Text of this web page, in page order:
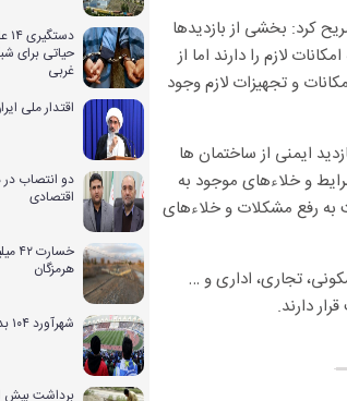
منطقه ۲۲ ایمنی لازم را دارند، تصریح کرد: بخشی از بازدیدها
لازم را دارند اما از
و تجهیزات لازم وجود
ایمنی از ساختمان ها
و خلاءهای موجود به
رفع مشکلات و خلاءهای
تجاری، اداری و …
دارند.
حیاتی برای
غربی
اقتدار ملی
دو انتصاب در
اقتصادی
هرمزگان
شهرآورد ۱۰۴ بدون حضور بانوان